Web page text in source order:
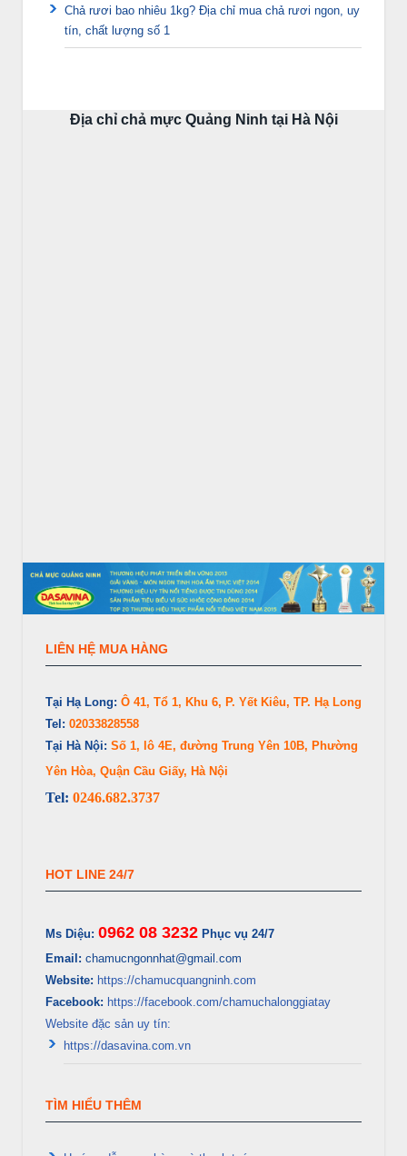
Chả rươi bao nhiêu 1kg? Địa chỉ mua chả rươi ngon, uy
tín, chất lượng số 1
Địa chỉ chả mực Quảng Ninh tại Hà Nội
LIÊN HỆ MUA HÀNG
Tại Hạ Long: Ô 41, Tổ 1, Khu 6, P. Yết Kiêu, TP. Hạ Long
Tel: 02033828558
Tại Hà Nội: Số 1, lô 4E, đường Trung Yên 10B, Phường
Yên Hòa, Quận Cầu Giấy, Hà Nội
Tel: 0246.682.3737
HOT LINE 24/7
Ms Diệu: 0962 08 3232 Phục vụ 24/7
Email: chamucngonnhat@gmail.com
Website: https://chamucquangninh.com
Facebook: https://facebook.com/chamuchalonggiatay
Website đặc sản uy tín:
https://dasavina.com.vn
TÌM HIỂU THÊM